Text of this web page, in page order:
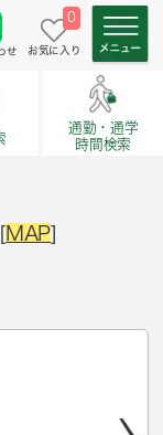
せ
0
お気に入り
通勤・通学
時間検索
MAP]